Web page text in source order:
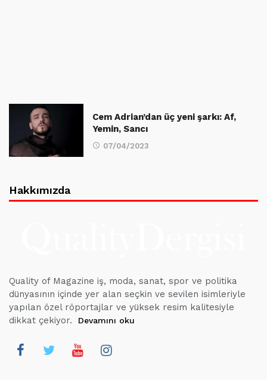
Cem Adrian’dan üç yeni şarkı: Af,
Yemin, Sancı
07/04/2023
Hakkımızda
Quality of Magazine iş, moda, sanat, spor ve politika
dünyasının içinde yer alan seçkin ve sevilen isimleriyle
yapılan özel röportajlar ve yüksek resim kalitesiyle
dikkat çekiyor.
Devamını oku